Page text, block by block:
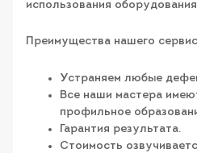
использования
Преимущества нашего
Устраняем любые
Все наши мастера
профильное
Гарантия результата.
Стоимость